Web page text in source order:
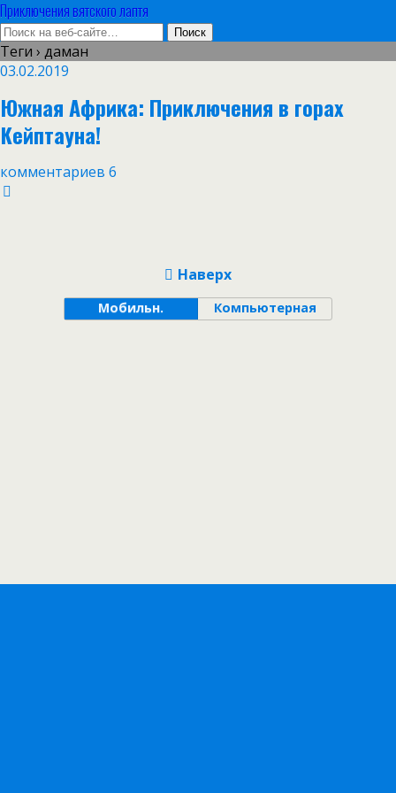
Приключения вятского лаптя
Теги › даман
03.02.2019
Южная Африка: Приключения в горах
Кейптауна!
комментариев 6
Наверх
Мобильн. Компьютерная